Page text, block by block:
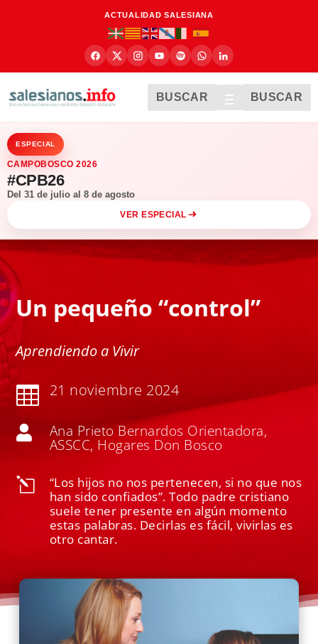
ACTUALIDAD SALESIANA
BUSCAR BUSCAR
ESPECIAL
CAMPOBOSCO 2026
#CPB26
Del 31 de julio al 8 de agosto
VER ESPECIAL
Un pequeño “control”
Aprendiendo a Vivir
 21 noviembre 2024
 Ana Prieto Bernardos Orientadora,
ASSCC, Hogares Don Bosco
l
“Los hijos no nos pertenecen, si no que nos
han sido confiados”. Todo padre cristiano
suele tener presente en algún momento
estas palabras. Decirlas es fácil, vivirlas es
otro cantar.